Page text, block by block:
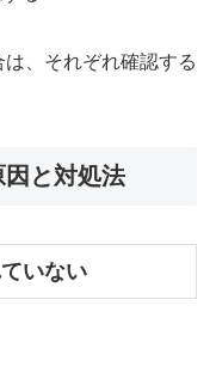
、それぞれ確認する
と対処法
いない